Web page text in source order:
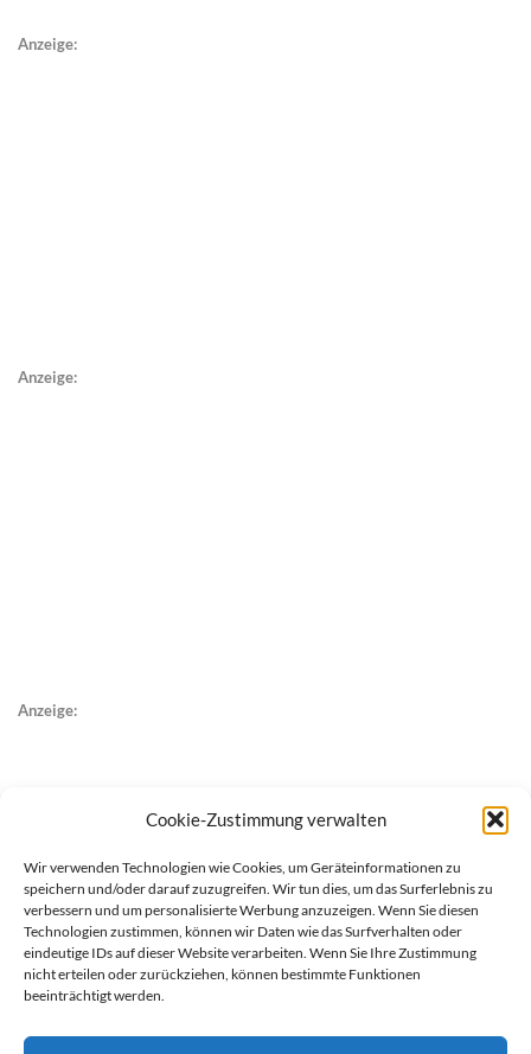
Cookie-Zustimmung verwalten
Wir verwenden Technologien wie Cookies, um Geräteinformationen zu
speichern und/oder darauf zuzugreifen. Wir tun dies, um das Surferlebnis zu
verbessern und um personalisierte Werbung anzuzeigen. Wenn Sie diesen
Technologien zustimmen, können wir Daten wie das Surfverhalten oder
eindeutige IDs auf dieser Website verarbeiten. Wenn Sie Ihre Zustimmung
nicht erteilen oder zurückziehen, können bestimmte Funktionen
beeinträchtigt werden.
Anzeige:
Anzeige:
Anzeige: